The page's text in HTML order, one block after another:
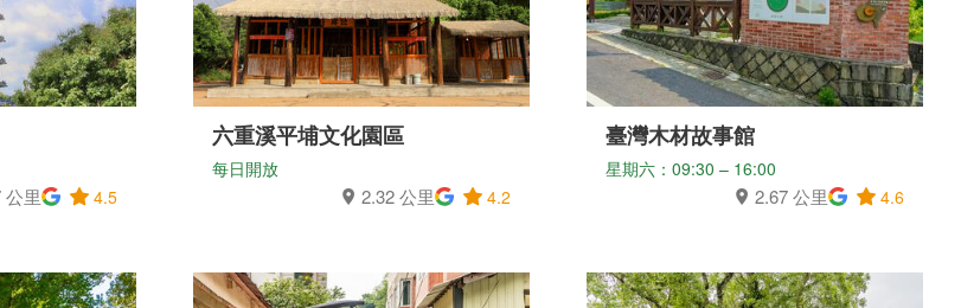
公里 4.5
六重溪平埔文化園區
每日開放
2.32 公里 4.2
臺灣木材故事館
星期六：09:30 – 16:00
2.67 公里 4.6